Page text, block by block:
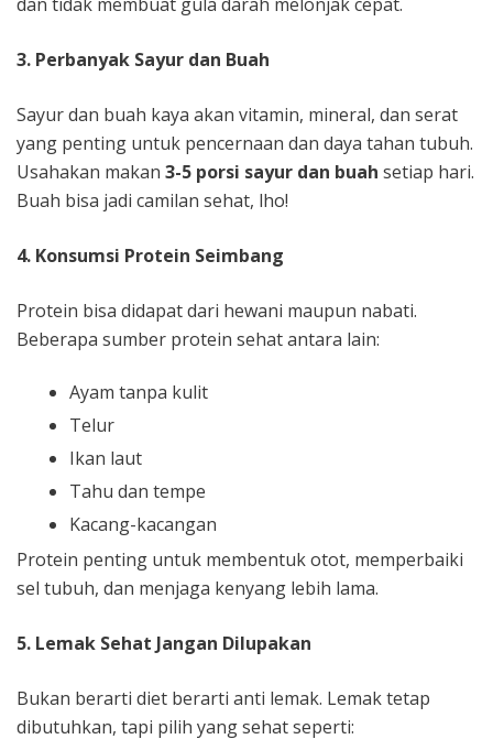
dan tidak membuat gula darah melonjak cepat.
3. Perbanyak Sayur dan Buah
Sayur dan buah kaya akan vitamin, mineral, dan serat
yang penting untuk pencernaan dan daya tahan tubuh.
Usahakan makan 3-5 porsi sayur dan buah setiap hari.
Buah bisa jadi camilan sehat, lho!
4. Konsumsi Protein Seimbang
Protein bisa didapat dari hewani maupun nabati.
Beberapa sumber protein sehat antara lain:
Ayam tanpa kulit
Telur
Ikan laut
Tahu dan tempe
Kacang-kacangan
Protein penting untuk membentuk otot, memperbaiki
sel tubuh, dan menjaga kenyang lebih lama.
5. Lemak Sehat Jangan Dilupakan
Bukan berarti diet berarti anti lemak. Lemak tetap
dibutuhkan, tapi pilih yang sehat seperti: